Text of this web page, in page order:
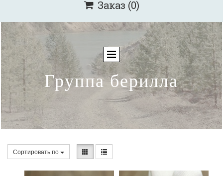
 Заказ (0)
Группа берилла
Сортировать по